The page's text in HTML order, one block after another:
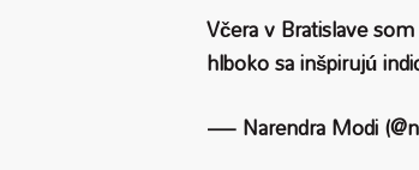
Včera v Bratislave
hlboko sa inšpirujú
— Narendra Modi